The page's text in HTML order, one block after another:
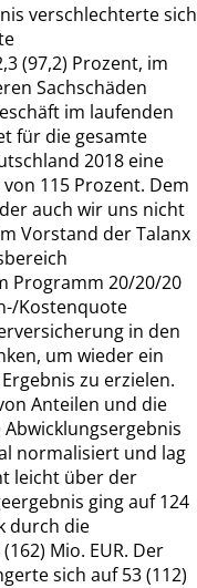
verschlechterte sich
(97,2) Prozent, im
Sachschäden
im laufenden
für die gesamte
2018 eine
115 Prozent. Dem
auch wir uns nicht
Vorstand der Talanx
Programm 20/20/20
Kostenquote
in den
um wieder ein
zu erzielen.
Anteilen und die
Abwicklungsergebnis
normalisiert und lag
leicht über der
ging auf 124
durch die
Mio. EUR. Der
sich auf 53 (112)